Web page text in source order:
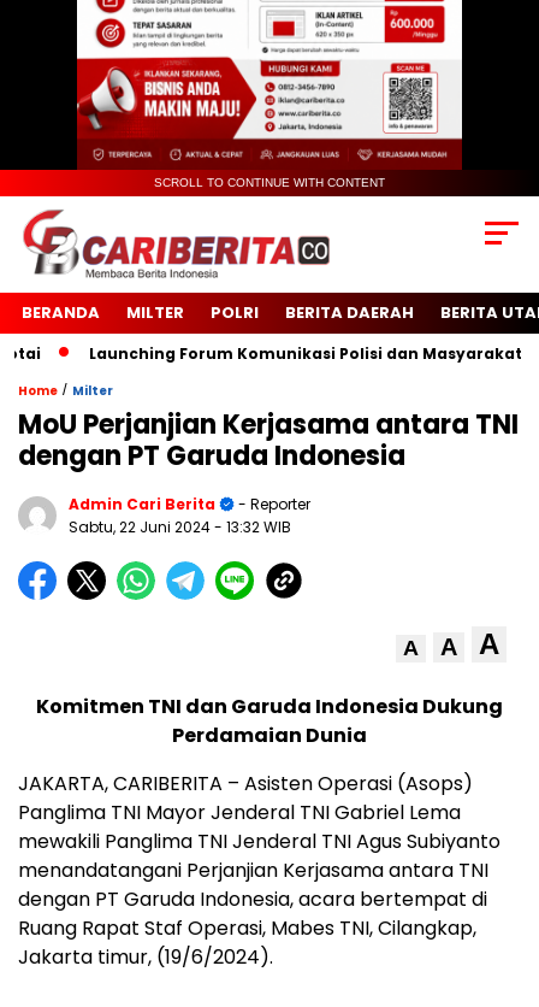
SCROLL TO CONTINUE WITH CONTENT
BERANDA MILTER POLRI BERITA DAERAH BERITA
Launching Forum Komunikasi Polisi dan Masyarakat
Home / Milter
MoU Perjanjian Kerjasama antara TNI
dengan PT Garuda Indonesia
Admin Cari Berita
- Reporter
Sabtu, 22 Juni 2024- 13:32 WIB
A A A
Komitmen TNI dan Garuda Indonesia Dukung
Perdamaian Dunia
JAKARTA, CARIBERITA – Asisten Operasi (Asops)
Panglima TNI Mayor Jenderal TNI Gabriel Lema
mewakili Panglima TNI Jenderal TNI Agus Subiyanto
menandatangani Perjanjian Kerjasama antara TNI
dengan PT Garuda Indonesia, acara bertempat di
Ruang Rapat Staf Operasi, Mabes TNI, Cilangkap,
Jakarta timur, (19/6/2024).